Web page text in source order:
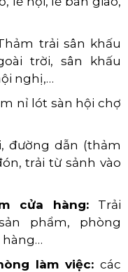
trải sân khấu
trời, sân khấu
nghị,…
nỉ lót sàn hội chợ
đường dẫn (thảm
trải từ sảnh vào
cửa hàng:Trải
phẩm, phòng
hàng…
làm việc: các